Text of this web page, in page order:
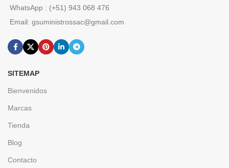
WhatsApp : (+51) 943 068 476
Email: gsuministrossac@gmail.com
SITEMAP
Bienvenidos
Marcas
Tienda
Blog
Contacto